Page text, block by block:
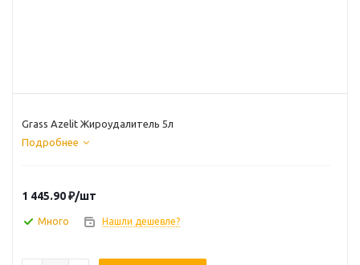
Grass Azelit Жироудалитель 5л
Подробнее
1 445.90₽/шт
Много Нашли дешевле?